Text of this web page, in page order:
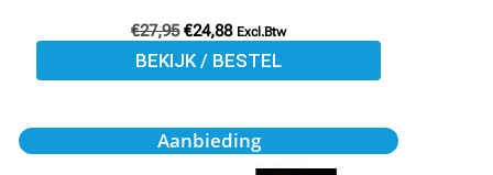
€27,95 €24,88 Excl.Btw
BEKIJK / BESTEL
Aanbieding
Oorspronkelijke
prijs
Huidige
prijs
Dit
product